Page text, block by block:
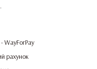
WayForPay
рахунок